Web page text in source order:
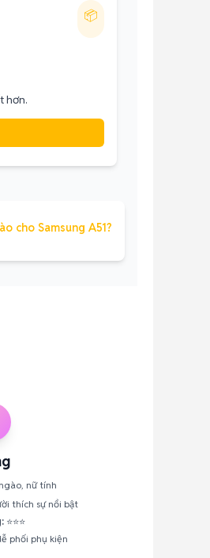
📦
hơn.
cho Samsung A51?
nữ tính
thích sự nổi bật
⭐⭐⭐
phối phụ kiện